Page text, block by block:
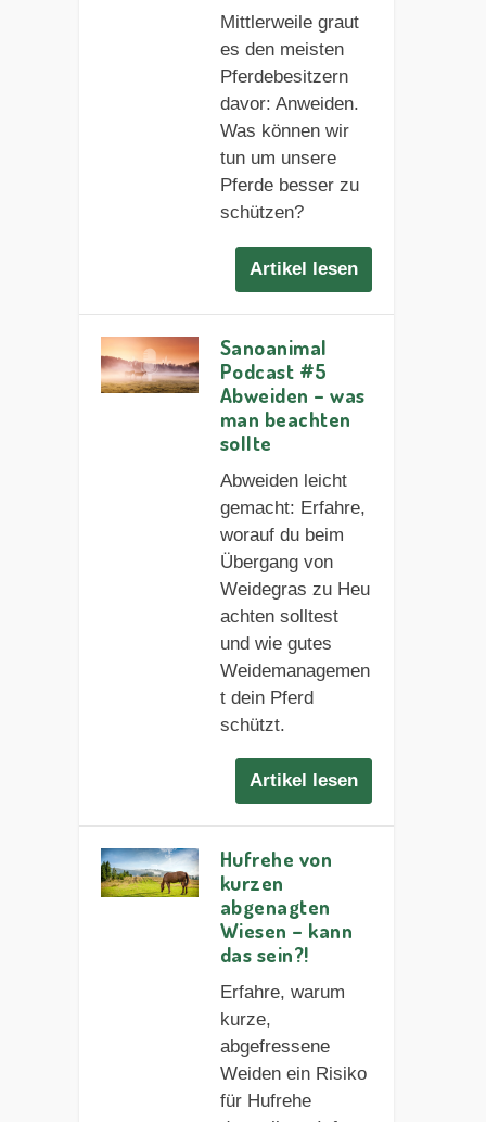
Mittlerweile graut
es den meisten
Pferdebesitzern
davor: Anweiden.
Was können wir
tun um unsere
Pferde besser zu
schützen?
Artikel lesen
Sanoanimal
Podcast #5
Abweiden – was
man beachten
sollte
Abweiden leicht
gemacht: Erfahre,
worauf du beim
Übergang von
Weidegras zu Heu
achten solltest
und wie gutes
Weidemanagemen
t dein Pferd
schützt.
Artikel lesen
Hufrehe von
kurzen
abgenagten
Wiesen – kann
das sein?!
Erfahre, warum
kurze,
abgefressene
Weiden ein Risiko
für Hufrehe